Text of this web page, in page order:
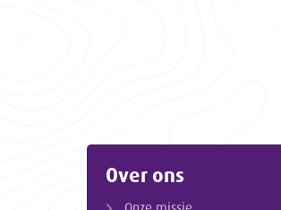
Over ons